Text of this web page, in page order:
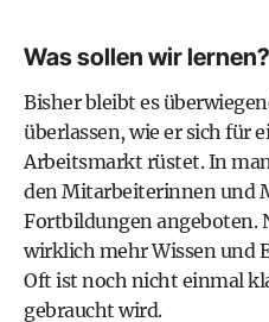
Was sollen wir lernen?
Bisher bleibt es
überlassen, wie er sich für
Arbeitsmarkt rüstet. In
den Mitarbeiterinnen und
Fortbildungen angeboten.
wirklich mehr Wissen und
Oft ist noch nicht einmal
gebraucht wird.